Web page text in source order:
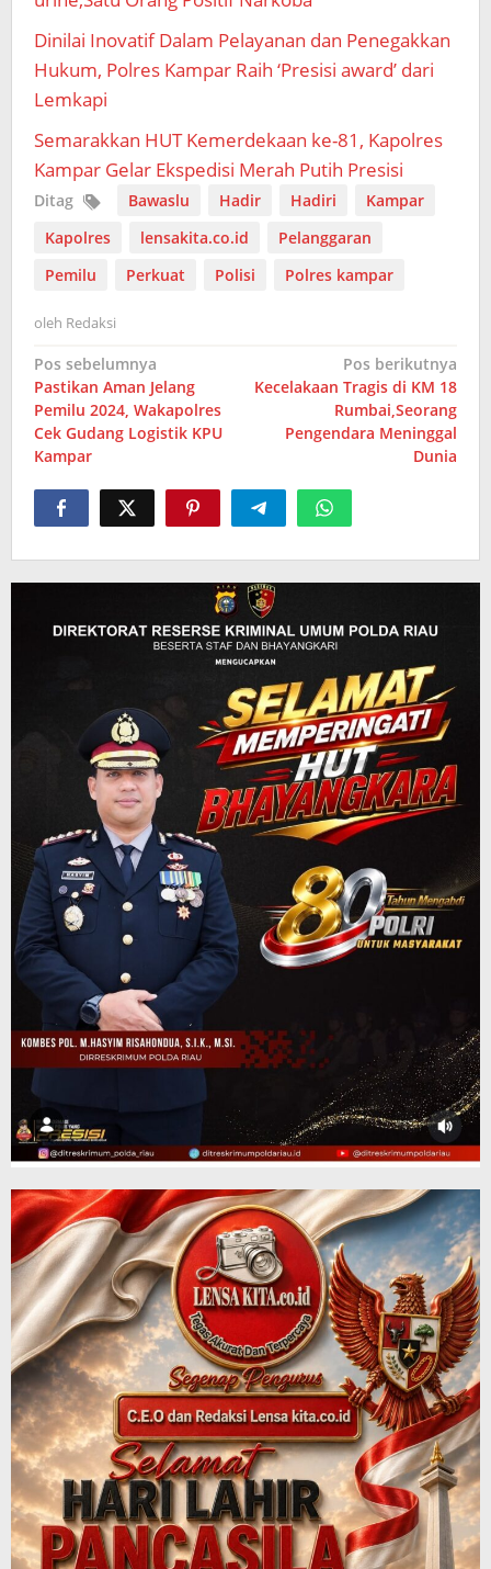
Dinilai Inovatif Dalam Pelayanan dan Penegakkan
Hukum, Polres Kampar Raih ‘Presisi award’ dari
Lemkapi
Semarakkan HUT Kemerdekaan ke-81, Kapolres
Kampar Gelar Ekspedisi Merah Putih Presisi
Ditag Bawaslu Hadir Hadiri
Kampar
Kapolres
lensakita.co.id
Pelanggaran
Pemilu
Perkuat Polisi Polres kampar
oleh Redaksi
Navigasi
pos
Pos sebelumnya
Pastikan Aman Jelang
Pemilu 2024, Wakapolres
Cek Gudang Logistik KPU
Kampar
Pos berikutnya
Kecelakaan Tragis di KM 18
Rumbai,Seorang
Pengendara Meninggal
Dunia